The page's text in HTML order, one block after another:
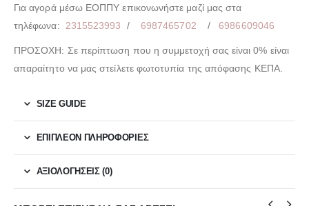
Για αγορά μέσω ΕΟΠΠΥ επικονωνήστε μαζί μας στα
τηλέφωνα:
2315523993 / 6987465702 /6986609046
ΠΡΟΣΟΧΗ: Σε περίπτωση που η συμμετοχή σας είναι 0% είναι
απαραίτητο να μας στείλετε φωτοτυπία της απόφασης ΚΕΠΑ.
SIZE GUIDE
ΕΠΙΠΛΈΟΝ ΠΛΗΡΟΦΟΡΊΕΣ
ΑΞΙΟΛΟΓΉΣΕΙΣ (0)